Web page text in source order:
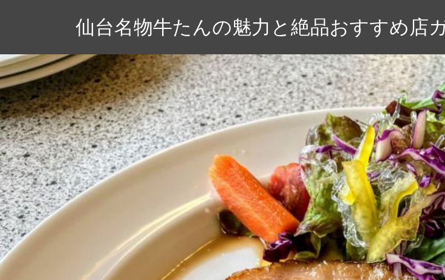
ン
ツ
へ
ス
キ
ッ
プ
仙台名物牛たんの魅力と絶品おすすめ店